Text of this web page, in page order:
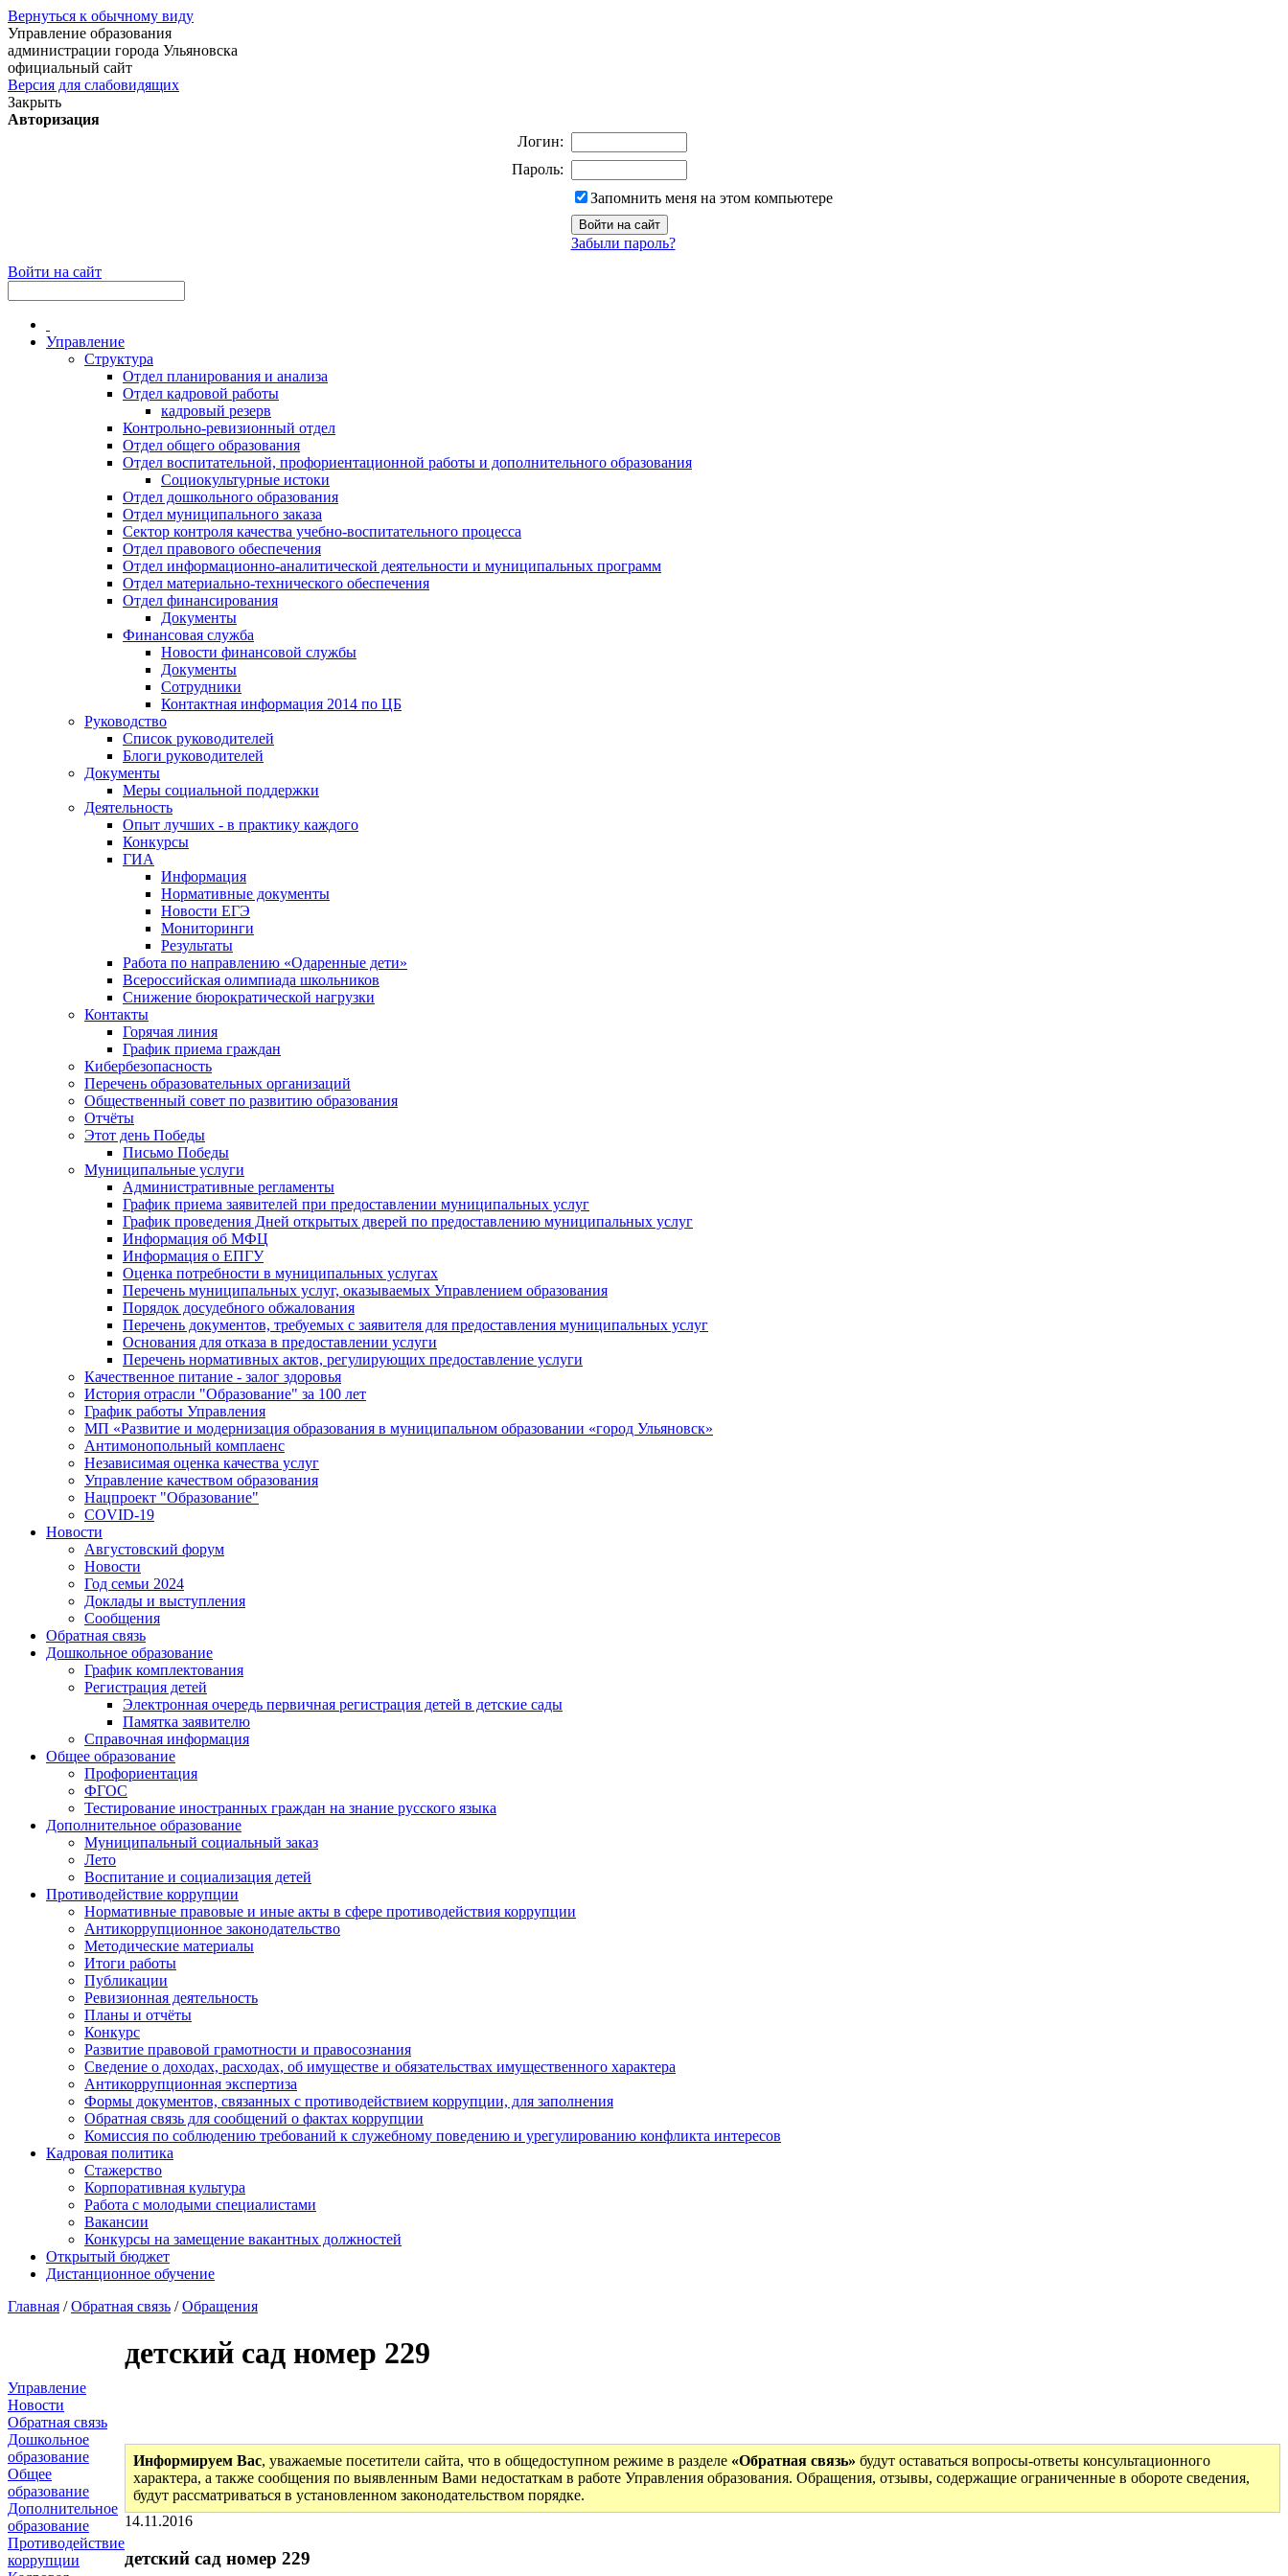
Вернуться к обычному виду
Управление образования
администрации города Ульяновска
официальный сайт
Версия для слабовидящих
Закрыть
Авторизация
Логин:
Пароль:
Запомнить меня на этом компьютере
Забыли пароль?
Войти на сайт
Управление
Структура
Отдел планирования и анализа
Отдел кадровой работы
кадровый резерв
Контрольно-ревизионный отдел
Отдел общего образования
Отдел воспитательной, профориентационной работы и дополнительного образования
Социокультурные истоки
Отдел дошкольного образования
Отдел муниципального заказа
Сектор контроля качества учебно-воспитательного процесса
Отдел правового обеспечения
Отдел информационно-аналитической деятельности и муниципальных программ
Отдел материально-технического обеспечения
Отдел финансирования
Документы
Финансовая служба
Новости финансовой службы
Документы
Сотрудники
Контактная информация 2014 по ЦБ
Руководство
Список руководителей
Блоги руководителей
Документы
Меры социальной поддержки
Деятельность
Опыт лучших - в практику каждого
Конкурсы
ГИА
Информация
Нормативные документы
Новости ЕГЭ
Мониторинги
Результаты
Работа по направлению «Одаренные дети»
Всероссийская олимпиада школьников
Снижение бюрократической нагрузки
Контакты
Горячая линия
График приема граждан
Кибербезопасность
Перечень образовательных организаций
Общественный совет по развитию образования
Отчёты
Этот день Победы
Письмо Победы
Mуниципальные услуги
Административные регламенты
График приема заявителей при предоставлении муниципальных услуг
График проведения Дней открытых дверей по предоставлению муниципальных услуг
Информация об МФЦ
Информация о ЕПГУ
Оценка потребности в муниципальных услугах
Перечень муниципальных услуг, оказываемых Управлением образования
Порядок досудебного обжалования
Перечень документов, требуемых с заявителя для предоставления муниципальных услуг
Основания для отказа в предоставлении услуги
Перечень нормативных актов, регулирующих предоставление услуги
Качественное питание - залог здоровья
История отрасли "Oбразованиe" за 100 лет
График работы Управления
МП «Развитие и модернизация образования в муниципальном образовании «город Ульяновск»
Антимонопольный комплаенс
Независимая оценка качества услуг
Управление качеством образования
Нацпроект "Образование"
COVID-19
Новости
Августовский форум
Новости
Год семьи 2024
Доклады и выступления
Сообщения
Обратная связь
Дошкольное образование
График комплектования
Регистрация детей
Электронная очередь первичная регистрация детей в детские сады
Памятка заявителю
Справочная информация
Общее образование
Профориентация
ФГОС
Тестирование иностранных граждан на знание русского языка
Дополнительное образование
Муниципальный социальный заказ
Лето
Воспитание и социализация детей
Противодействие коррупции
Нормативные правовые и иные акты в сфере противодействия коррупции
Антикоррупционное законодательство
Методические материалы
Итоги работы
Публикации
Ревизионная деятельность
Планы и отчёты
Конкурс
Развитие правовой грамотности и правосознания
Сведение о доходах, расходах, об имуществе и обязательствах имущественного характера
Антикоррупционная экспертиза
Формы документов, связанных с противодействием коррупции, для заполнения
Обратная связь для сообщений о фактах коррупции
Комиссия по соблюдению требований к служебному поведению и урегулированию конфликта интересов
Кадровая политика
Стажерство
Корпоративная культура
Работа с молодыми специалистами
Вакансии
Конкурсы на замещение вакантных должностей
Открытый бюджет
Дистанционное обучение
Главная /Обратная связь /Обращения
Управление
Новости
Обратная связь
Дошкольное
образование
Общее
образование
Дополнительное
образование
Противодействие
коррупции
детский сад номер 229
Информируем Вас, уважаемые посетители сайта, что в общедоступном режиме в разделе «Обратная связь» будут оставаться вопросы-ответы консультационного
характера, а также сообщения по выявленным Вами недостаткам в работе Управления образования. Обращения, отзывы, содержащие ограниченные в обороте сведения,
будут рассматриваться в установленном законодательством порядке.
14.11.2016
детский сад номер 229